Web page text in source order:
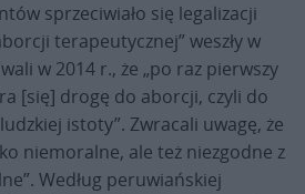
sprzeciwiało się legalizacji
terapeutycznej” weszły w
w 2014 r., że „po raz pierwszy
[się] drogę do aborcji, czyli do
istoty”. Zwracali uwagę, że
niemoralne, ale też niezgodne z
Według peruwiańskiej